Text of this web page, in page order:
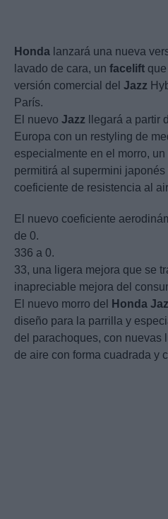
Honda lanzará una nueva
lavado de cara, un facelift
versión comercial del Jazz
París.
El nuevo Jazz llegará a partir
Europa con un restyling de
especialmente en el morro,
permitirá al supermini
coeficiente de resistencia al
El nuevo coeficiente
de 0.
336 a 0.
33, una ligera mejora que se
inapreciable mejora del
El nuevo morro del
Honda
diseño para la parrilla y
del parachoques, con nuevas
de aire con forma cuadrada y